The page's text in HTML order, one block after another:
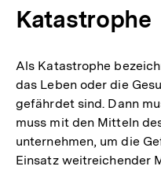
Katastrophe
Als Katastrophe
das Leben oder die
gefährdet sind. Dann
muss mit den Mitteln
unternehmen, um die
Einsatz weitreichender